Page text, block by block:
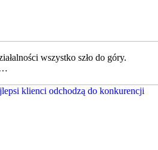
wszystko szło do góry.